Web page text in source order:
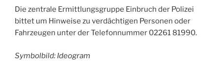
Die zentrale Ermittlungsgruppe Einbruch der Polizei
bittet um Hinweise zu verdächtigen Personen oder
Fahrzeugen unter der Telefonnummer 02261 81990.
Symbolbild: Ideogram